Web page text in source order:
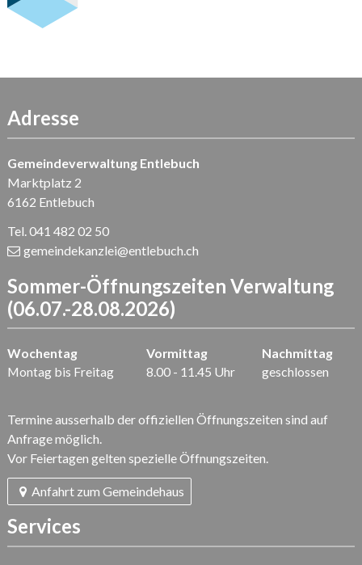
Adresse
Gemeindeverwaltung Entlebuch
Marktplatz 2
6162 Entlebuch
Tel. 041 482 02 50
gemeindekanzlei@entlebuch.ch
Sommer-Öffnungszeiten Verwaltung
(06.07.-28.08.2026)
Wochentag Vormittag
Nachmittag
Montag bis Freitag
8.00 - 11.45 Uhr geschlossen
Termine ausserhalb der offiziellen Öffnungszeiten sind auf
Anfrage möglich.
Vor Feiertagen gelten spezielle Öffnungszeiten.
Anfahrt zum Gemeindehaus
Services